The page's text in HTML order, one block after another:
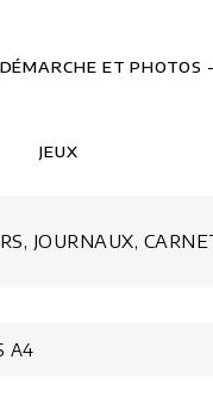
ET PHOTOS
JEUX
JOURNAUX,
A4